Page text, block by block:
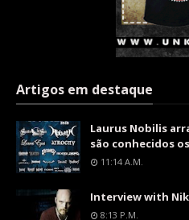
Artigos em destaque
Laurus Nobilis
são conhecidos
11:14 A.m.
Interview with
8:13 P.m.